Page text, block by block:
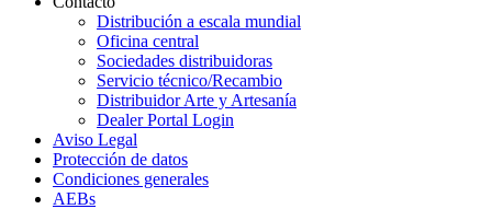
Distribución a escala mundial
Oficina central
Sociedades distribuidoras
Servicio técnico/Recambio
Distribuidor Arte y Artesanía
Dealer Portal Login
Aviso Legal
Protección de datos
Condiciones generales
AEBs